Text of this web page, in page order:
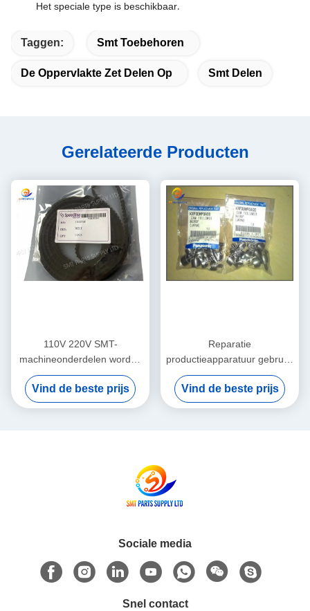
Het speciale type is beschikbaar.
Taggen: Smt Toebehoren
De Oppervlakte Zet Delen Op Smt Delen
Gerelateerde Producten
110V 220V SMT-
machineonderdelen worden
per vliegtuig verzonden
Geïntegreerde
veldonderwijsservice ter
Vind de beste prijs
Reparatie
productieapparatuur gebruikt
in goede staat Ontworpen
voor precisie en consistente
prestaties in productielijnen
Vind de beste prijs
Sociale media
Snel contact